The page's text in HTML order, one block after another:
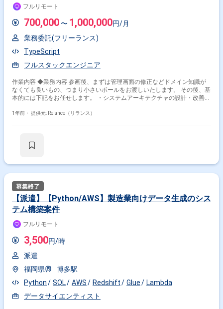
す！） 4. 以上が固まったところでそれらをプロダクトの仕様とし、開発担
ダー陣で開発ロードマップを作り、以降は開発ロードマップに従い開発チ
具体的に仕事内容をイメージできるよう、最近あったお仕事でのエピソー
ドを聞いてみました！ ▽チーム体制 開発責任者 1名 ・システムエンジニ
ア1名（★ここが今回の募集ポジションです） ・フロントエンドエンジニ
ア 3名 ・バックエンドエンジニア 5名 └データ基盤チーム └GraphQLサ
名のエンジニアにご参画頂いております。 ▽募集背景 もともと1つの自社
プロダクトに複数の機能が搭載されていましたが、機能ごとに切り出しプ
ロダクト化を進めたため、合計4つのプロダクト数となりました。 マルチ
ております。 ▽求める人物像? ・システム設計力 ・コミュニケーション能
リの開発を牽引するソフトウェアエンジニアを募集！
（jd01716）
フルリモート
700,000 〜 1,000,000円/月
業務委託(フリーランス)
TypeScript
フルスタックエンジニア
作業内容 ◆業務内容 参画後、まずは管理画面の修正などドメイン知識が
なくても良いもの、つまり小さいボールをお渡しいたします。 その後、基
本的には下記をお任せします。 ・システムアーキテクチャの設計・改善
たします。 ‐ フロントエンド開発 ‐ バックエンド開発 ‐ クラウドイ
の会社で叶えられること ※例 ・かなり技術力の高いメンバーで成り立っ
用》 弊社は、主要言語としてTypeScriptを全面採用しており、 フロントエ
ンド・バックエンド・インフラ定義において全面的にTypeScriptを用いて
います。 monorepoで基本的にすべてのpackageを一つのリポジトリで管
理しており、コードの共通化ができております。 《テクノロジースタッ
いるので、基本的にはReactを書いているのと感覚は同じです。 他は、
詳細は以下の通りです。 《技術カルチャー》 ・CTO またはそれに準じ
締役（社内）または執行役員として、エンジニアリング部門の人間が経営
に参加している ・経営トップがエンジニア出身、または現役のエンジニ
アである ・エンジニアの人事評価にエンジニアが関わっている 《コー
ド品質向上のための取り組み》 ・本番にデプロイされるコードには、全
クタリングは随時行われるべき」という価値観をメンバー全員が共有して
1年前・ 提供元: Relance（リランス）
【派遣】【Python/AWS】製造業向けデータ生成のシス
テム構築案件
フルリモート
3,500円/時
派遣
福岡県
博多駅
Python
SQL AWS Redshift Glue
Lambda
データサイエンティスト